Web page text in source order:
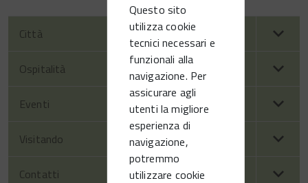
Questo sito
utilizza cookie
tecnici necessari e
funzionali alla
navigazione. Per
assicurare agli
utenti la migliore
esperienza di
navigazione,
potremmo
utilizzare cookie
Città
Ospitalità
Eventi
Visitando
Contatti